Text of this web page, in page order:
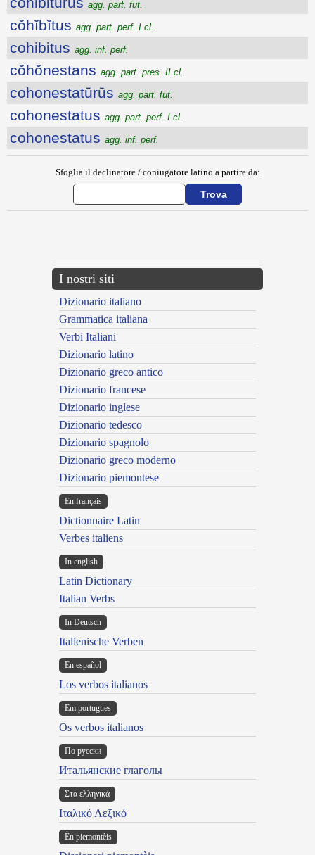
agg. part. fut.
cŏhĭbĭtus agg. part. perf. I cl.
cohibitus agg. inf. perf.
cŏhŏnestans agg. part. pres. II cl.
cohonestatūrūs agg. part. fut.
cohonestatus agg. part. perf. I cl.
cohonestatus agg. inf. perf.
Sfoglia il declinatore / coniugatore latino a partire da:
I nostri siti
Dizionario italiano
Grammatica italiana
Verbi Italiani
Dizionario latino
Dizionario greco antico
Dizionario francese
Dizionario inglese
Dizionario tedesco
Dizionario spagnolo
Dizionario greco moderno
Dizionario piemontese
En français
Dictionnaire Latin
Verbes italiens
In english
Latin Dictionary
Italian Verbs
In Deutsch
Italienische Verben
En español
Los verbos italianos
Em portugues
Os verbos italianos
По русски
Итальянские глаголы
Στα ελληνικά
Ιταλικό Λεξικό
Ën piemontèis